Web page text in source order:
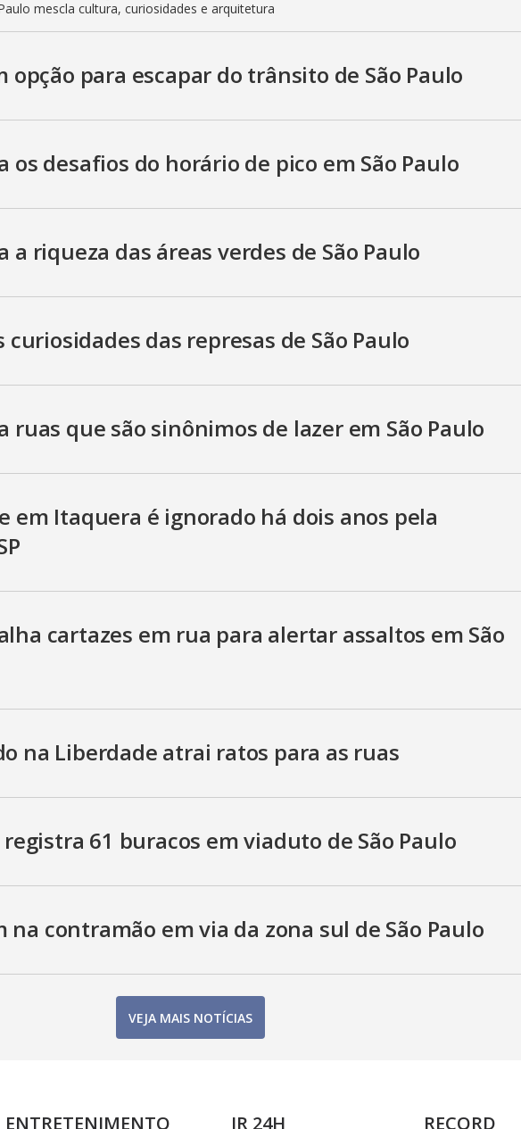
mescla cultura, curiosidades e arquitetura
opção para escapar do trânsito de São Paulo
os desafios do horário de pico em São Paulo
a riqueza das áreas verdes de São Paulo
curiosidades das represas de São Paulo
ruas que são sinônimos de lazer em São Paulo
em Itaquera é ignorado há dois anos pela
cartazes em rua para alertar assaltos em São
na Liberdade atrai ratos para as ruas
registra 61 buracos em viaduto de São Paulo
na contramão em via da zona sul de São Paulo
VEJA MAIS NOTÍCIAS
ENTRETENIMENTO JR 24H RECORD